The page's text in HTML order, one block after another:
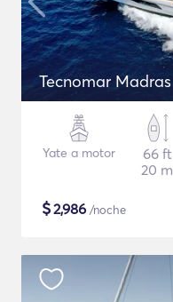
Tecnomar Madras
Yate a motor
66 ft
20 m
$2,986 /noche